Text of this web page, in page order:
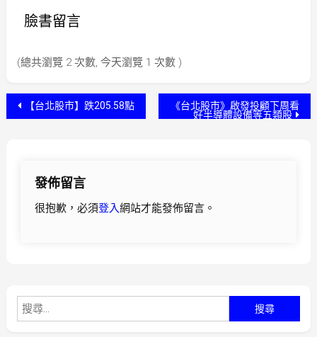
臉書留言
(總共瀏覽 2 次數, 今天瀏覽 1 次數 )
文
【台北股市】跌205.58點
《台北股市》啟發投顧下周看
好半導體設備等五類股
發佈留言
很抱歉，必須登入網站才能發佈留言。
尋